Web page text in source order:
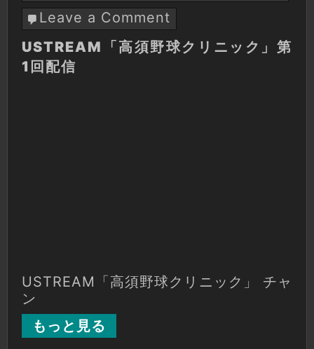
Leave a Comment
USTREAM「高
須
USTREAM「高須野球クリニック」第
1回配信
USTREAM「高須野球クリニック」 チャ
ン
もっと見る